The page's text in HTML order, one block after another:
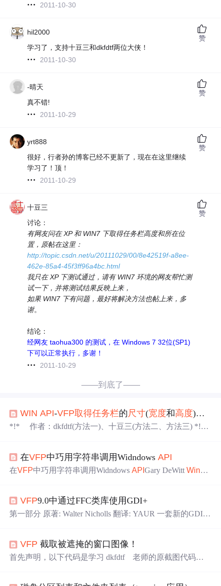
2011-10-30
hil2000
学习了，支持十豆三和dkfdtf两位大侠！
2011-10-30
赞
-晴天
真不错!
2011-10-29
赞
yrt888
很好，行者孙的博客已经不更新了，现在在这里继续
学习了！顶！
2011-10-29
赞
十豆三
讨论：
有网友问在 XP 和 WIN7 下取得任务栏高度和所在位
置，原帖在这里：
http://topic.csdn.net/u/20111029/00/8e42519f-a8ee-
462e-85a4-45f3ff96a4bc.html
我只在 XP 下测试通过，请有 WIN7 环境的网友帮忙测
试一下，并将测试结果反映上来，
如果 WIN7 下有问题，最好将解决方法也帖上来，多
谢。
结论：
经网友 taohua300 的测试，在 Windows 7 32位(SP1)
下可以正常执行，多谢！
2011-10-29
赞
——到底了——
WIN API-VFP取得任务栏的尺寸(宽度和高度)及
*!* 作者：dkfdtf(方法一)、十豆三(方法二、方法三) *!*
一：by dkfdtf *!* 取任务栏尺寸和位置可以直接用 SHAppB
arMessage 函数来查询， *!*
在VFP中巧用字符串调用WidndowsAPI
在VFP中巧用字符串调用WidndowsAPIGary DeWittWindo
头疼的事。在Gary DeWitt系列讲解的第三部分中，介绍了
可以通过巧用字符串，蒙骗WindowsAPI从而满足自己的
VFP9.0中通过FFC类库使用GDI+
第一部分 原著: Walter Nicholls 翻译: YAUR 一套新的GDI+
睹为快。这套GDI+类预计在8月上旬或之后不久就可以下
载了，它可以在vfp9.0 beta版中使用，下载网址还是上边提
VFP 截取被遮掩的窗口图像！
首先声明，以下代码是学习 dkfdtf 老师的原截图代码基